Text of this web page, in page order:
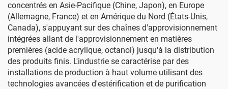
concentrés en Asie-Pacifique (Chine, Japon), en Europe
(Allemagne, France) et en Amérique du Nord (États-Unis,
Canada), s'appuyant sur des chaînes d'approvisionnement
intégrées allant de l'approvisionnement en matières
premières (acide acrylique, octanol) jusqu'à la distribution
des produits finis. L'industrie se caractérise par des
installations de production à haut volume utilisant des
technologies avancées d'estérification et de purification